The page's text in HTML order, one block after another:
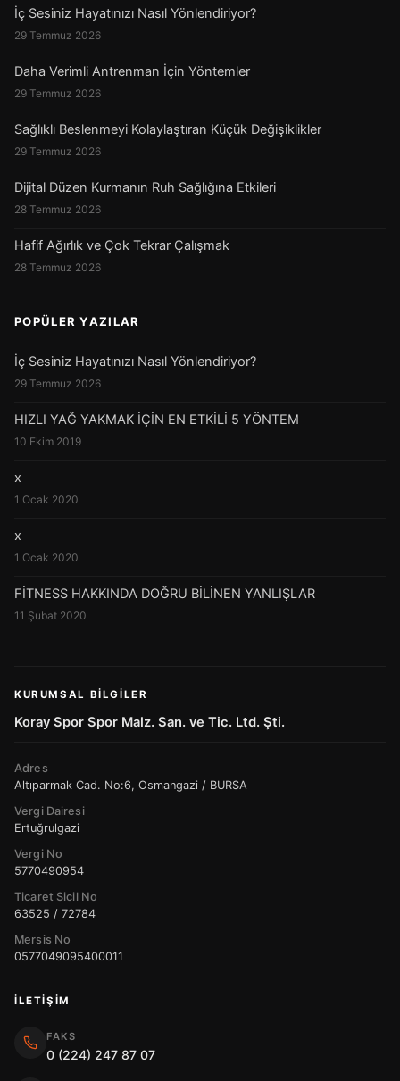
İç Sesiniz Hayatınızı Nasıl Yönlendiriyor?
29 Temmuz 2026
Daha Verimli Antrenman İçin Yöntemler
29 Temmuz 2026
Sağlıklı Beslenmeyi Kolaylaştıran Küçük Değişiklikler
29 Temmuz 2026
Dijital Düzen Kurmanın Ruh Sağlığına Etkileri
28 Temmuz 2026
Hafif Ağırlık ve Çok Tekrar Çalışmak
28 Temmuz 2026
POPÜLER YAZILAR
İç Sesiniz Hayatınızı Nasıl Yönlendiriyor?
29 Temmuz 2026
HIZLI YAĞ YAKMAK İÇİN EN ETKİLİ 5 YÖNTEM
10 Ekim 2019
x
1 Ocak 2020
x
1 Ocak 2020
FİTNESS HAKKINDA DOĞRU BİLİNEN YANLIŞLAR
11 Şubat 2020
KURUMSAL BILGILER
Koray Spor Spor Malz. San. ve Tic. Ltd. Şti.
Adres
Altıparmak Cad. No:6, Osmangazi / BURSA
Vergi Dairesi
Ertuğrulgazi
Vergi No
5770490954
Ticaret Sicil No
63525 / 72784
Mersis No
0577049095400011
İLETIŞIM
FAKS
0 (224) 247 87 07